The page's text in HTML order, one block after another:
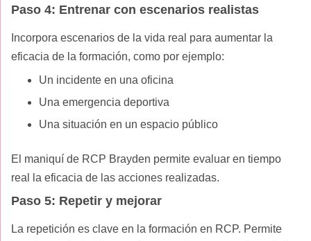
Paso 4: Entrenar con escenarios realistas
Incorpora escenarios de la vida real para aumentar la
eficacia de la formación, como por ejemplo:
Un incidente en una oficina
Una emergencia deportiva
Una situación en un espacio público
El maniquí de RCP Brayden permite evaluar en tiempo
real la eficacia de las acciones realizadas.
Paso 5: Repetir y mejorar
La repetición es clave en la formación en RCP. Permite